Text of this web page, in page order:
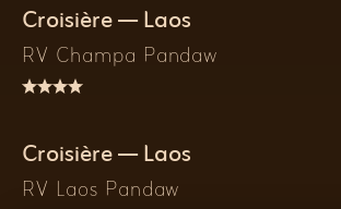
Croisière — Laos
RV Champa Pandaw
Croisière — Laos
RV Laos Pandaw